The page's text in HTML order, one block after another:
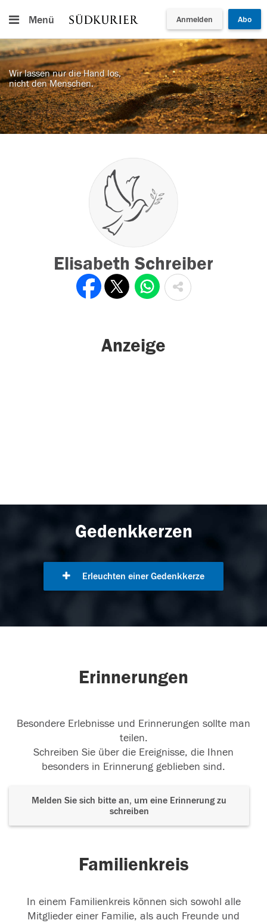
Menü Anmelden Abo
Wir lassen nur die Hand los,
nicht den Menschen.
Elisabeth Schreiber
Anzeige
Gedenkkerzen
Erleuchten einer Gedenkkerze
Erinnerungen
Besondere Erlebnisse und Erinnerungen sollte man
teilen.
Schreiben Sie über die Ereignisse, die Ihnen
besonders in Erinnerung geblieben sind.
Melden Sie sich bitte an, um eine Erinnerung zu
schreiben
Familienkreis
In einem Familienkreis können sich sowohl alle
Mitglieder einer Familie, als auch Freunde und